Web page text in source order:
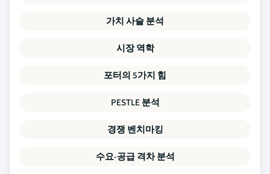
가치 사슬 분석
시장 역학
포터의 5가지 힘
PESTLE 분석
경쟁 벤치마킹
수요-공급 격차 분석